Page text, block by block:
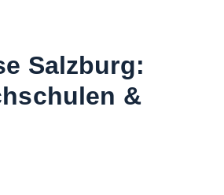
Salzburg:
&